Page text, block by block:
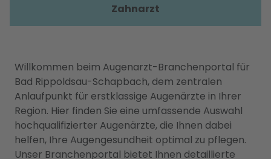
Willkommen beim Augenarzt-Branchenportal für
Bad Rippoldsau-Schapbach, dem zentralen
Anlaufpunkt für erstklassige Augenärzte in Ihrer
Region. Hier finden Sie eine umfassende Auswahl
hochqualifizierter Augenärzte, die Ihnen dabei
helfen, Ihre Augengesundheit optimal zu pflegen.
Unser Branchenportal bietet Ihnen detaillierte
Zahnarzt